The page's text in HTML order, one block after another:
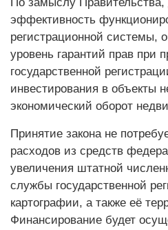
эффективность
регистрационной системы,
уровень гарантий прав при
государственной
инвестирования в объекты
экономический оборот
Принятие закона не
расходов из средств
увеличения штатной
службы государственной
картографии, а также её
Финансирование будет